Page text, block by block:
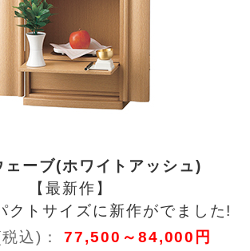
ェーブ(ホワイトアッシュ)
【最新作】
クトサイズに新作がでました!
税込)：77,500～84,000円